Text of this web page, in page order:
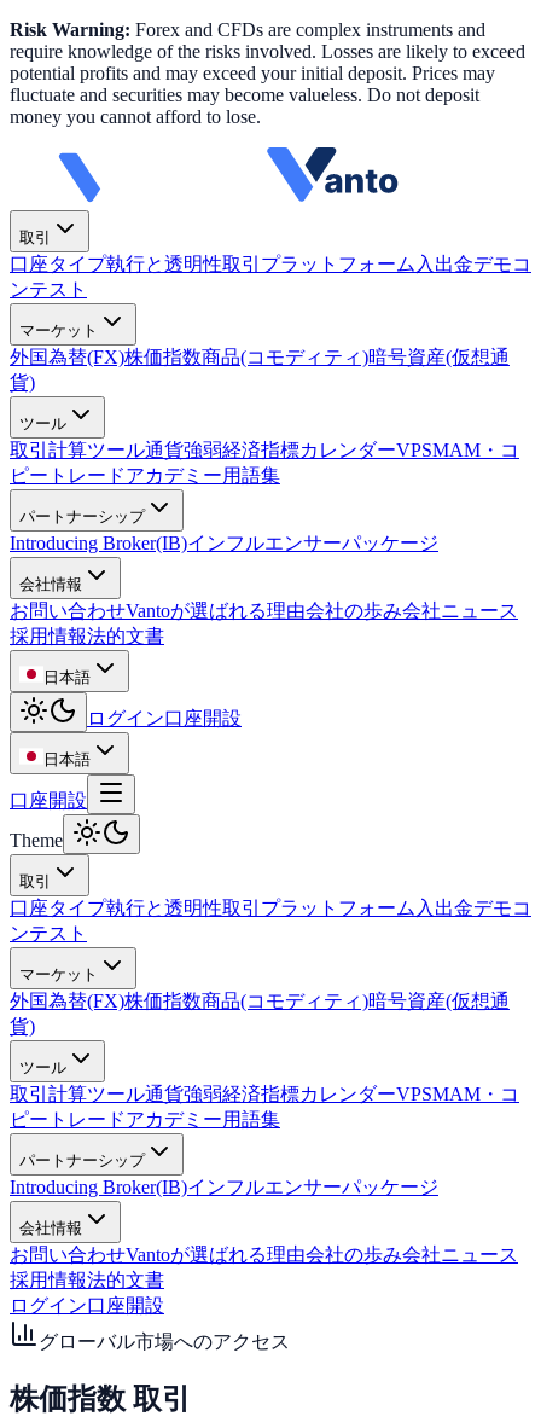
Risk Warning: Forex and CFDs are complex instruments and
require knowledge of the risks involved. Losses are likely to exceed
potential profits and may exceed your initial deposit. Prices may
fluctuate and securities may become valueless. Do not deposit
money you cannot afford to lose.
取引
口座タイプ執行と透明性取引プラットフォーム 入出金デモコ
ンテスト
マーケット
外国為替(FX)株価指数商品(コモディティ)暗号資産(仮想通
貨)
ツール
取引計算ツール通貨強弱経済指標カレンダーVPSMAM・コ
ピートレードアカデミー用語集
パートナーシップ
Introducing Broker(IB)インフルエンサーパッケージ
会社情報
お問い合わせVantoが選ばれる理由会社の歩み会社ニュース
採用情報法的文書
日本語
ログイン口座開設
日本語
口座開設
Theme
取引
口座タイプ執行と透明性取引プラットフォーム 入出金デモコ
ンテスト
マーケット
外国為替(FX)株価指数商品(コモディティ)暗号資産(仮想通
貨)
ツール
取引計算ツール通貨強弱経済指標カレンダーVPSMAM・コ
ピートレードアカデミー用語集
パートナーシップ
Introducing Broker(IB)インフルエンサーパッケージ
会社情報
お問い合わせVantoが選ばれる理由会社の歩み会社ニュース
採用情報法的文書
ログイン口座開設
グローバル市場へのアクセス
株価指数 取引